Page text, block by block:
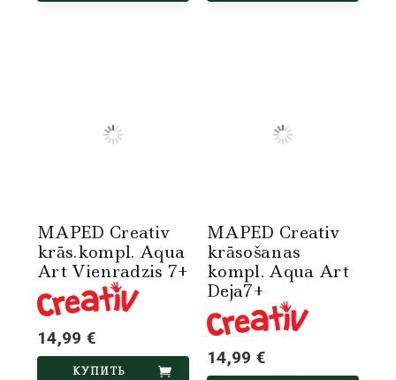
MAPED Creativ
krās.kompl. Aqua
Art Vienradzis 7+
14,99 €
КУПИТЬ
MAPED Creativ
krāsošanas
kompl. Aqua Art
Deja7+
14,99 €